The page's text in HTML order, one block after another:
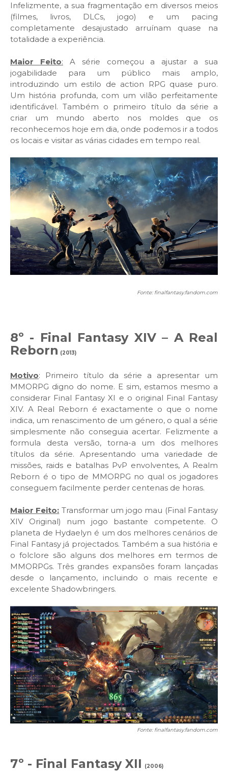
Infelizmente, a sua fragmentação em diversos meios
(filmes, livros, DLCs, jogo) e um pacing
completamente desajustado arruínam quase na
totalidade a experiência.
Maior Feito: A série começou a ajustar a sua
jogabilidade para um público mais amplo,
introduzindo um estilo de action RPG quase puro.
Um história profunda, com um vilão perfeitamente
identificável. Também o primeiro título da série a
criar um mundo aberto nos moldes que os
reconhecemos hoje em dia, onde podemos ir a todos
os locais e visitar as várias cidades em tempo real.
Fonte: finalfantasy.fandom.com
8º - Final Fantasy XIV – A Real
Reborn (2013)
Motivo: Primeiro título da série a apresentar um
MMORPG digno do nome. E sim, estamos mesmo a
considerar Final Fantasy XI e o original Final Fantasy
XIV. A Real Reborn é exactamente o que o nome
indica, um renascimento de um género, o qual a série
simplesmente não conseguia acertar. Felizmente a
formula desta versão, torna-a um dos melhores
títulos da série. Apresentando uma variedade de
missões, raids e batalhas PvP envolventes, A Realm
Reborn é o tipo de MMORPG no qual os jogadores
conseguem facilmente perder centenas de horas.
Maior Feito: Transformar um jogo mau (Final Fantasy
XIV Original) num jogo bastante competente. O
planeta de Hydaelyn é um dos melhores cenários de
Final Fantasy já projectados. Também a sua história e
o folclore são alguns dos melhores em termos de
MMORPGs. Três grandes expansões foram lançadas
desde o lançamento, incluindo o mais recente e
excelente Shadowbringers.
Fonte: finalfantasy.fandom.com
7º - Final Fantasy XII (2006)